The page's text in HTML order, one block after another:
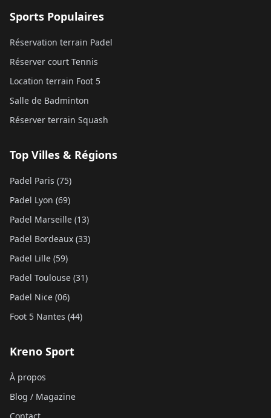
Sports Populaires
Réservation terrain Padel
Réserver court Tennis
Location terrain Foot 5
Salle de Badminton
Réserver terrain Squash
Top Villes & Régions
Padel Paris (75)
Padel Lyon (69)
Padel Marseille (13)
Padel Bordeaux (33)
Padel Lille (59)
Padel Toulouse (31)
Padel Nice (06)
Foot 5 Nantes (44)
Kreno Sport
À propos
Blog / Magazine